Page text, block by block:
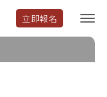
立即報名
選
單